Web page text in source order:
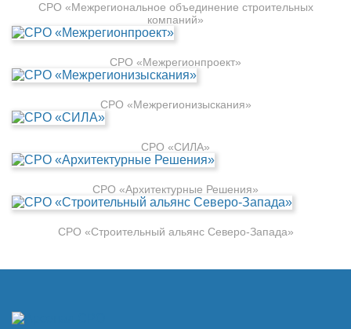
СРО «Межрегиональное объединение строительных
компаний»
СРО «Межрегионпроект»
СРО «Межрегионизыскания»
СРО «СИЛА»
СРО «Архитектурные Решения»
СРО «Строительный альянс Северо-Запада»